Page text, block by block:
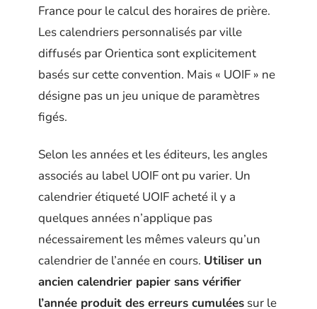
France pour le calcul des horaires de prière.
Les calendriers personnalisés par ville
diffusés par Orientica sont explicitement
basés sur cette convention. Mais « UOIF » ne
désigne pas un jeu unique de paramètres
figés.
Selon les années et les éditeurs, les angles
associés au label UOIF ont pu varier. Un
calendrier étiqueté UOIF acheté il y a
quelques années n’applique pas
nécessairement les mêmes valeurs qu’un
calendrier de l’année en cours. Utiliser un
ancien calendrier papier sans vérifier
l’année produit des erreurs cumulées sur le